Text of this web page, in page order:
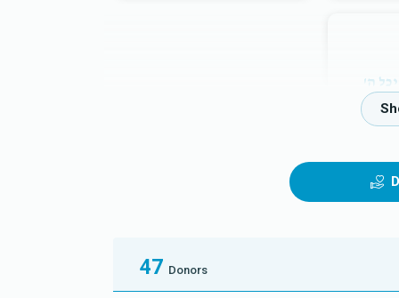
ה'
47 Donors